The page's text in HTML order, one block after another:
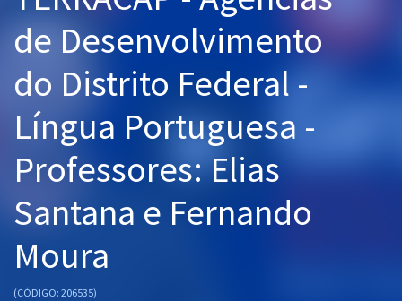
Graduação
Mentorias
Questões grátis
Conteúdo gratuito
Blog
Aprovados
de Desenvolvimento
do Distrito Federal -
Língua Portuguesa -
Professores: Elias
Santana e Fernando
Moura
(CÓDIGO: 206535)